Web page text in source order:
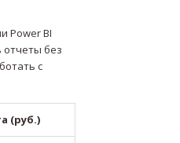
Power BI
без
с
(руб.)